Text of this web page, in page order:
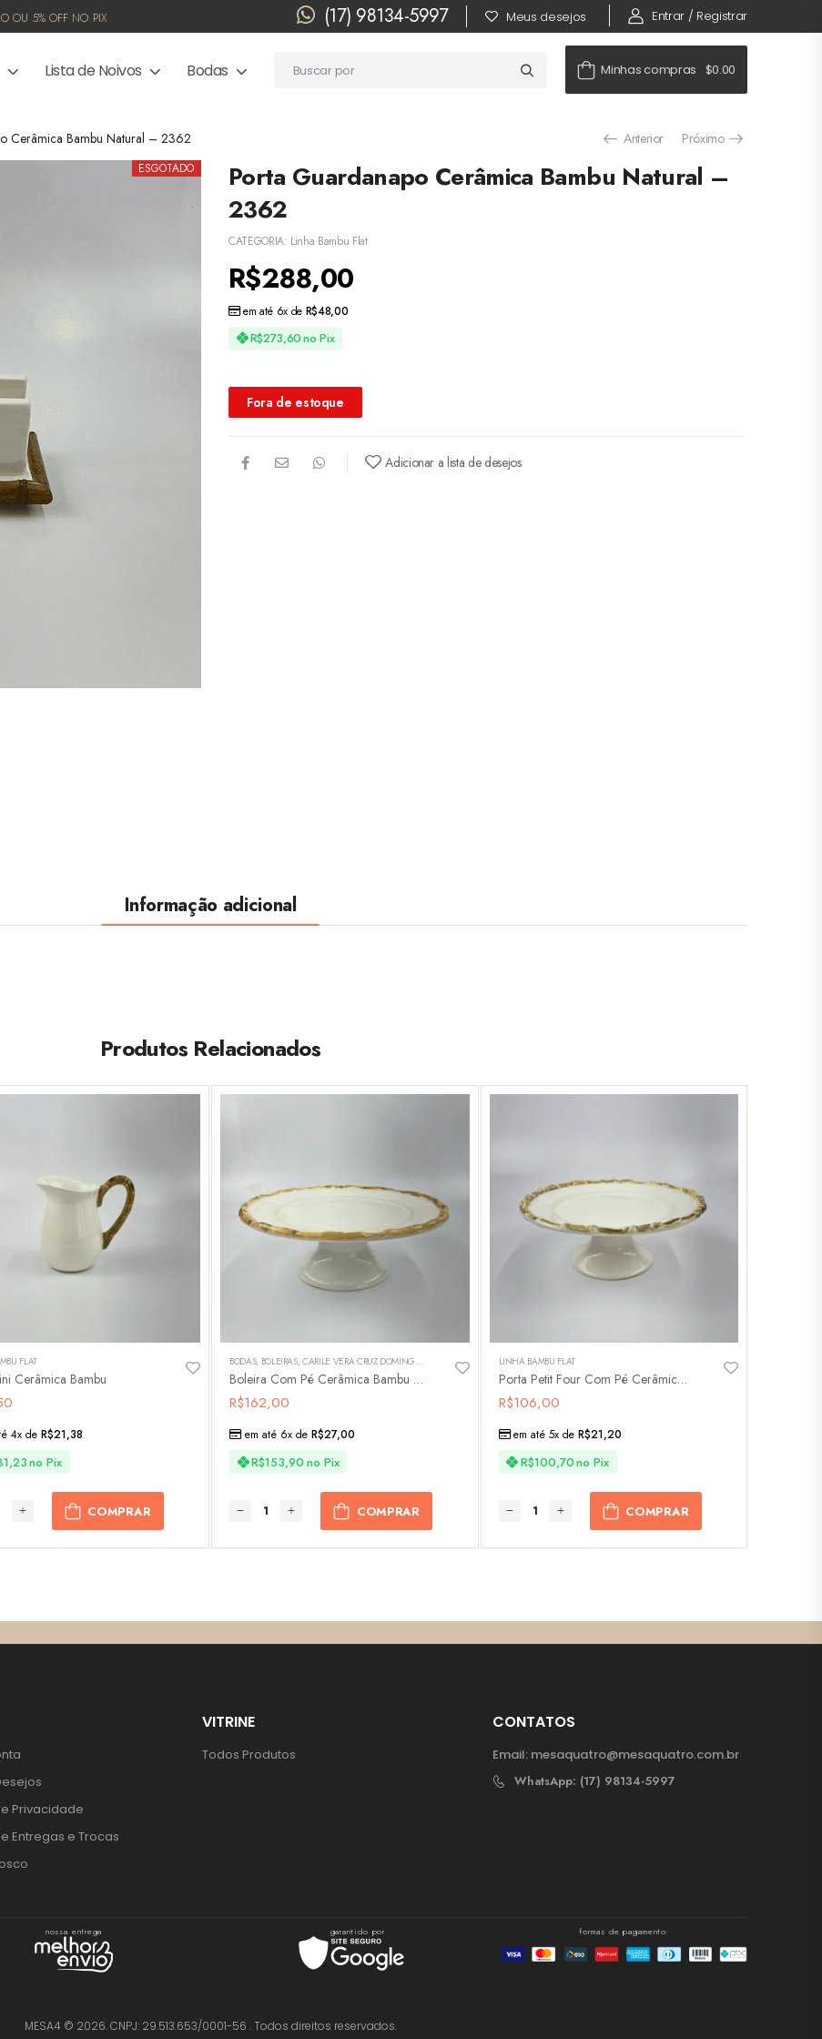
OU 5% OFF NO PIX (17) 98134-5997 Meus desejos Entrar / Registrar
Lista de Noivos Bodas Minhas compras $0.00
Cerâmica Bambu Natural – 2362 Anterior Próximo
ESGOTADO
Porta Guardanapo Cerâmica Bambu Natural –
2362
CATEGORIA: Linha Bambu Flat
R$288,00
R$273,60no Pix
em até 6x de R$48,00
Fora de estoque
Adicionar a lista de desejos
Informação adicional
Produtos Relacionados
FLAT
Cerâmica Bambu
no Pix
4x de R$21,38
COMPRAR
BODAS, BOLEIRAS,CÁRILE VERA CRUZ DOMINGUES AMARAL E RODOLFO CRIPPA AMARAL
Boleira Com Pé Cerâmica Bambu Flat
R$162,00
R$153,90 no Pix
em até 6x de R$27,00
COMPRAR
LINHA BAMBU FLAT
Porta Petit Four Com Pé Cerâmica Bambu Flat – 7897949417036
R$106,00
R$100,70no Pix
em até 5x de R$21,20
COMPRAR
Privacidade
Entregas e Trocas
VITRINE
Todos Produtos
CONTATOS
Email: mesaquatro@mesaquatro.com.br
WhatsApp: (17) 98134-5997
nossa entrega garantido por formas de pagamento:
MESA4 © 2026. CNPJ: 29.513.653/0001-56 . Todos direitos reservados.